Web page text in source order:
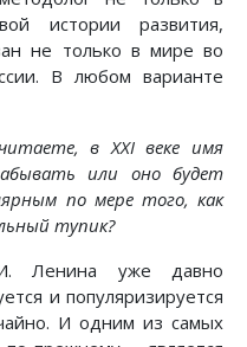
истории развития,
не только в мире во
В любом варианте
в XXI веке имя
или оно будет
по мере того, как
тупик?
Ленина уже давно
и популяризируется
И одним из самых